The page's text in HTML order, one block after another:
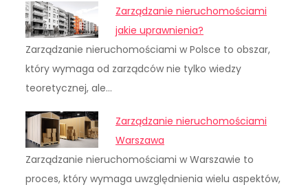
Zarządzanie nieruchomościami
jakie uprawnienia?
Zarządzanie nieruchomościami w Polsce to obszar,
który wymaga od zarządców nie tylko wiedzy
teoretycznej, ale…
Zarządzanie nieruchomościami
Warszawa
Zarządzanie nieruchomościami w Warszawie to
proces, który wymaga uwzględnienia wielu aspektów,